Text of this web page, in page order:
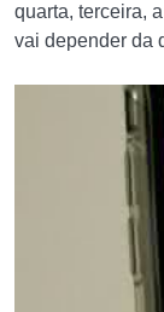
quarta, terceira,
vai depender da